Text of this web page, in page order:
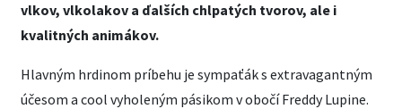
vlkov, vlkolakov a ďalších chlpatých tvorov, ale i
kvalitných animákov.
Hlavným hrdinom príbehu je sympaťák s extravagantným
účesom a cool vyholeným pásikom v obočí Freddy Lupine.